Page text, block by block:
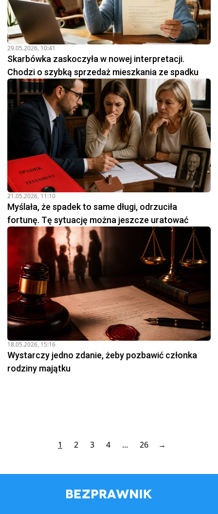
29.05.2026, 10:41
Skarbówka zaskoczyła w nowej interpretacji.
Chodzi o szybką sprzedaż mieszkania ze spadku
21.05.2026, 11:10
Myślała, że spadek to same długi, odrzuciła
fortunę. Tę sytuację można jeszcze uratować
18.05.2026, 15:16
Wystarczy jedno zdanie, żeby pozbawić członka
rodziny majątku
1 2 3 4 ... 26 →